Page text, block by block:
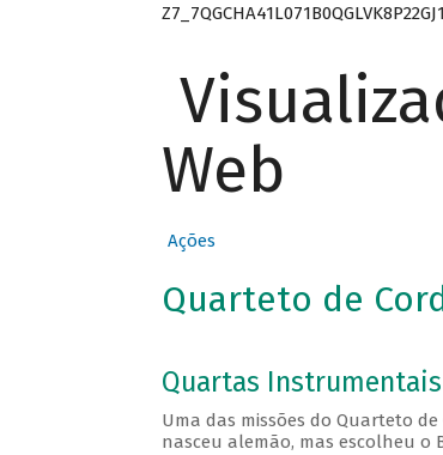
Z7_7QGCHA41L071B0QGLVK8P22GJ1
Web
Ações
Quarteto de
Quartas Instrumentais
Uma das missões do Quarteto
nasceu alemão, mas escolheu o